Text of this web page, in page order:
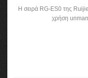
Η σειρά RG-ES0 της
χρήση